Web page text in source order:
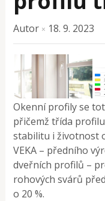
Autor × 18. 9. 2023
Okenní profily se
přičemž třída
stabilitu i životnost
VEKA – předního
dveřních profilů –
rohových svárů
o 20 %.